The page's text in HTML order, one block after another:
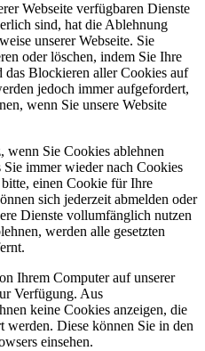
Webseite verfügbaren Dienste
sind, hat die Ablehnung
unserer Webseite. Sie
oder löschen, indem Sie Ihre
das Blockieren aller Cookies auf
jedoch immer aufgefordert,
wenn Sie unsere Website
wenn Sie Cookies ablehnen
immer wieder nach Cookies
einen Cookie für Ihre
sich jederzeit abmelden oder
Dienste vollumfänglich nutzen
werden alle gesetzten
Ihrem Computer auf unserer
Verfügung. Aus
keine Cookies anzeigen, die
werden. Diese können Sie in den
einsehen.